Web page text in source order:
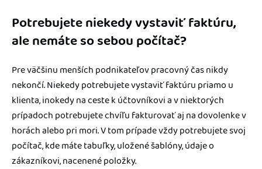
Potrebujete niekedy vystaviť faktúru,
ale nemáte so sebou počítač?
Pre väčšinu menších podnikateľov pracovný čas nikdy
nekončí. Niekedy potrebujete vystaviť faktúru priamo u
klienta, inokedy na ceste k účtovníkovi a v niektorých
prípadoch potrebujete chvíľu fakturovať aj na dovolenke v
horách alebo pri mori. V tom prípade vždy potrebujete svoj
počítač, kde máte tabuľky, uložené šablóny, údaje o
zákazníkovi, nacenené položky.